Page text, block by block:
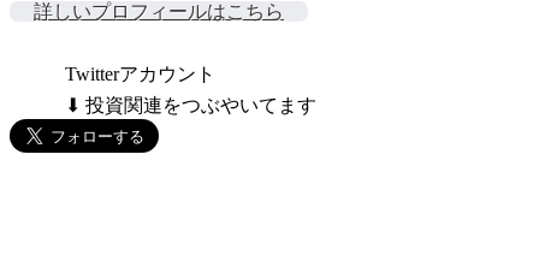
詳しいプロフィールはこちら
Twitterアカウント
⬇ 投資関連をつぶやいてます